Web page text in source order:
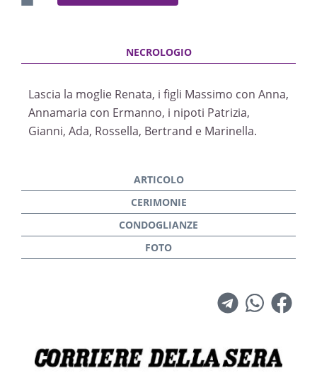
Lascia la moglie Renata, i figli Massimo con Anna,
Annamaria con Ermanno, i nipoti Patrizia,
Gianni, Ada, Rossella, Bertrand e Marinella.